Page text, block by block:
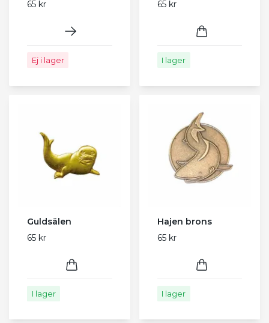
65 kr
Ej i lager
65 kr
I lager
Guldsälen
65 kr
I lager
Hajen brons
65 kr
I lager